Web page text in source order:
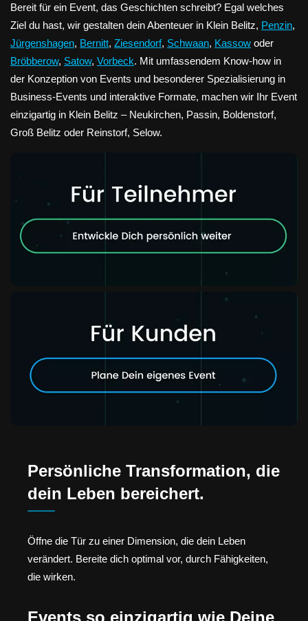
Bereit für ein Event, das Geschichten schreibt? Egal welches
Ziel du hast, wir gestalten dein Abenteuer in Klein Belitz, Penzin,
Jürgenshagen, Bernitt, Ziesendorf, Schwaan, Kassow oder
Bröbberow, Satow, Vorbeck. Mit umfassendem Know-how in
der Konzeption von Events und besonderer Spezialisierung in
Business-Events und interaktive Formate, machen wir Ihr Event
einzigartig in Klein Belitz – Neukirchen, Passin, Boldenstorf,
Groß Belitz oder Reinstorf, Selow.
Persönliche Transformation, die
dein Leben bereichert.
Öffne die Tür zu einer Dimension, die dein Leben
verändert. Bereite dich optimal vor, durch Fähigkeiten,
die wirken.
Events so einzigartig wie Deine